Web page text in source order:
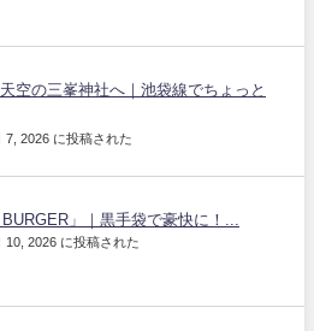
空の三峯神社へ｜池袋線でちょっと
7, 2026 に投稿された
」｜黒手袋で豪快に！...
10, 2026 に投稿された